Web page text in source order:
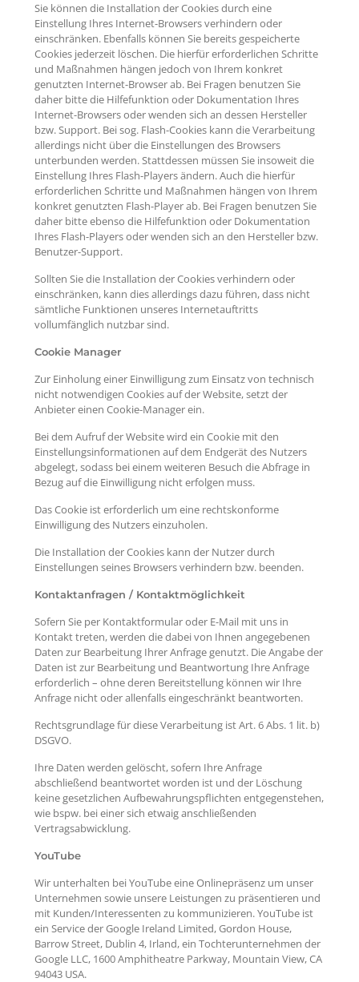
Sie können die Installation der Cookies durch eine
Einstellung Ihres Internet-Browsers verhindern oder
einschränken. Ebenfalls können Sie bereits gespeicherte
Cookies jederzeit löschen. Die hierfür erforderlichen Schritte
und Maßnahmen hängen jedoch von Ihrem konkret
genutzten Internet-Browser ab. Bei Fragen benutzen Sie
daher bitte die Hilfefunktion oder Dokumentation Ihres
Internet-Browsers oder wenden sich an dessen Hersteller
bzw. Support. Bei sog. Flash-Cookies kann die Verarbeitung
allerdings nicht über die Einstellungen des Browsers
unterbunden werden. Stattdessen müssen Sie insoweit die
Einstellung Ihres Flash-Players ändern. Auch die hierfür
erforderlichen Schritte und Maßnahmen hängen von Ihrem
konkret genutzten Flash-Player ab. Bei Fragen benutzen Sie
daher bitte ebenso die Hilfefunktion oder Dokumentation
Ihres Flash-Players oder wenden sich an den Hersteller bzw.
Benutzer-Support.
Sollten Sie die Installation der Cookies verhindern oder
einschränken, kann dies allerdings dazu führen, dass nicht
sämtliche Funktionen unseres Internetauftritts
vollumfänglich nutzbar sind.
Cookie Manager
Zur Einholung einer Einwilligung zum Einsatz von technisch
nicht notwendigen Cookies auf der Website, setzt der
Anbieter einen Cookie-Manager ein.
Bei dem Aufruf der Website wird ein Cookie mit den
Einstellungsinformationen auf dem Endgerät des Nutzers
abgelegt, sodass bei einem weiteren Besuch die Abfrage in
Bezug auf die Einwilligung nicht erfolgen muss.
Das Cookie ist erforderlich um eine rechtskonforme
Einwilligung des Nutzers einzuholen.
Die Installation der Cookies kann der Nutzer durch
Einstellungen seines Browsers verhindern bzw. beenden.
Kontaktanfragen / Kontaktmöglichkeit
Sofern Sie per Kontaktformular oder E-Mail mit uns in
Kontakt treten, werden die dabei von Ihnen angegebenen
Daten zur Bearbeitung Ihrer Anfrage genutzt. Die Angabe der
Daten ist zur Bearbeitung und Beantwortung Ihre Anfrage
erforderlich – ohne deren Bereitstellung können wir Ihre
Anfrage nicht oder allenfalls eingeschränkt beantworten.
Rechtsgrundlage für diese Verarbeitung ist Art. 6 Abs. 1 lit. b)
DSGVO.
Ihre Daten werden gelöscht, sofern Ihre Anfrage
abschließend beantwortet worden ist und der Löschung
keine gesetzlichen Aufbewahrungspflichten entgegenstehen,
wie bspw. bei einer sich etwaig anschließenden
Vertragsabwicklung.
YouTube
Wir unterhalten bei YouTube eine Onlinepräsenz um unser
Unternehmen sowie unsere Leistungen zu präsentieren und
mit Kunden/Interessenten zu kommunizieren. YouTube ist
ein Service der Google Ireland Limited, Gordon House,
Barrow Street, Dublin 4, Irland, ein Tochterunternehmen der
Google LLC, 1600 Amphitheatre Parkway, Mountain View, CA
94043 USA.